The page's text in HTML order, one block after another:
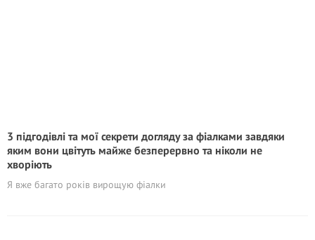
3 підгодівлі та мої секрети догляду за фіалками завдяки
яким вони цвітуть майже безперервно та ніколи не
хворіють
Я вже багато років вирощую фіалки